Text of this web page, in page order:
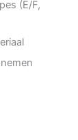
(E/F,